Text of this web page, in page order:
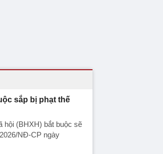
sắp bị phạt thế
hội (BHXH) bắt buộc sẽ
NĐ-CP ngày